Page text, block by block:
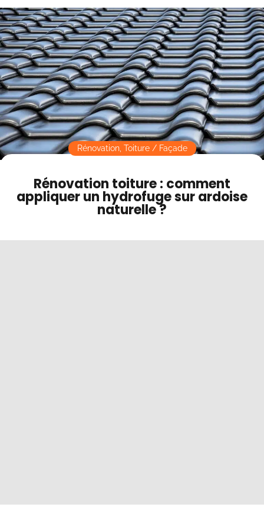
À propos
Contact
Mode sombre
Rénovation toiture : comment
appliquer un hydrofuge sur ardoise
naturelle ?
Rénovation, Toiture / Façade